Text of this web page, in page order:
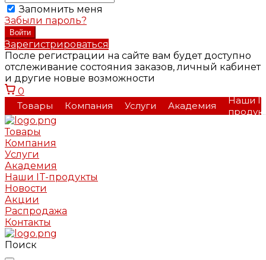
Запомнить меня
Забыли пароль?
Зарегистрироваться
После регистрации на сайте вам будет доступно
отслеживание состояния заказов, личный кабинет
и другие новые возможности
0
Товары
Компания Услуги Академия
Наши
Товары
Компания
Услуги
Академия
Наши IT-продукты
Новости
Акции
Распродажа
Контакты
Поиск